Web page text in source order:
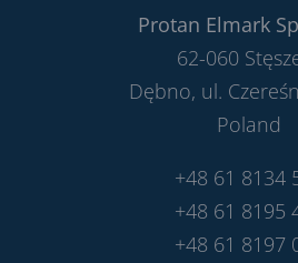
Protan Elmark
62-060
Dębno, ul.
Poland
+48 61 8134
+48 61 8195
+48 61 8197